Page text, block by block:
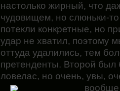
настолько жирный, что
чудовищем, но слюньки-
потекли конкретные, но
удар не хватил, поэтому
оттуда удалились, тем
претенденты. Второй
ловелас, но очень, увы,
вообще